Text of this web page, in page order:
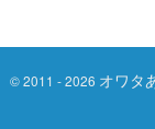
© 2011 - 2026 オワタ